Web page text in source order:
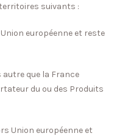
suivants :
européenne et reste
autre que la France
du ou des Produits
Union européenne et